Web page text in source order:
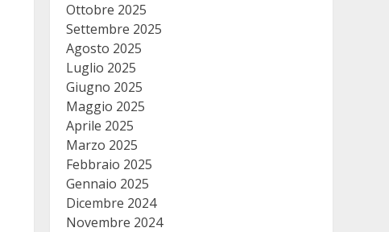
Ottobre 2025
Settembre 2025
Agosto 2025
Luglio 2025
Giugno 2025
Maggio 2025
Aprile 2025
Marzo 2025
Febbraio 2025
Gennaio 2025
Dicembre 2024
Novembre 2024